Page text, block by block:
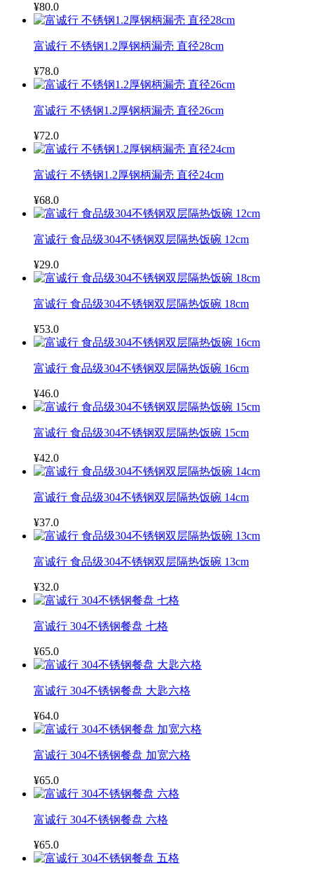
¥80.0
富诚行 不锈钢1.2厚钢柄漏壳 直径28cm
¥78.0
富诚行 不锈钢1.2厚钢柄漏壳 直径26cm
¥72.0
富诚行 不锈钢1.2厚钢柄漏壳 直径24cm
¥68.0
富诚行 食品级304不锈钢双层隔热饭碗 12cm
¥29.0
富诚行 食品级304不锈钢双层隔热饭碗 18cm
¥53.0
富诚行 食品级304不锈钢双层隔热饭碗 16cm
¥46.0
富诚行 食品级304不锈钢双层隔热饭碗 15cm
¥42.0
富诚行 食品级304不锈钢双层隔热饭碗 14cm
¥37.0
富诚行 食品级304不锈钢双层隔热饭碗 13cm
¥32.0
富诚行 304不锈钢餐盘 七格
¥65.0
富诚行 304不锈钢餐盘 大匙六格
¥64.0
富诚行 304不锈钢餐盘 加宽六格
¥65.0
富诚行 304不锈钢餐盘 六格
¥65.0